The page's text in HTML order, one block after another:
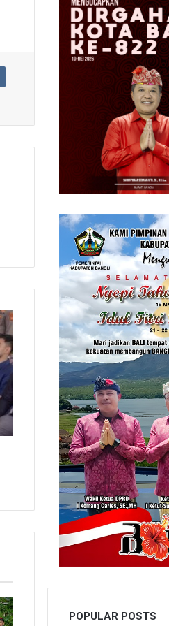
POPULAR POSTS